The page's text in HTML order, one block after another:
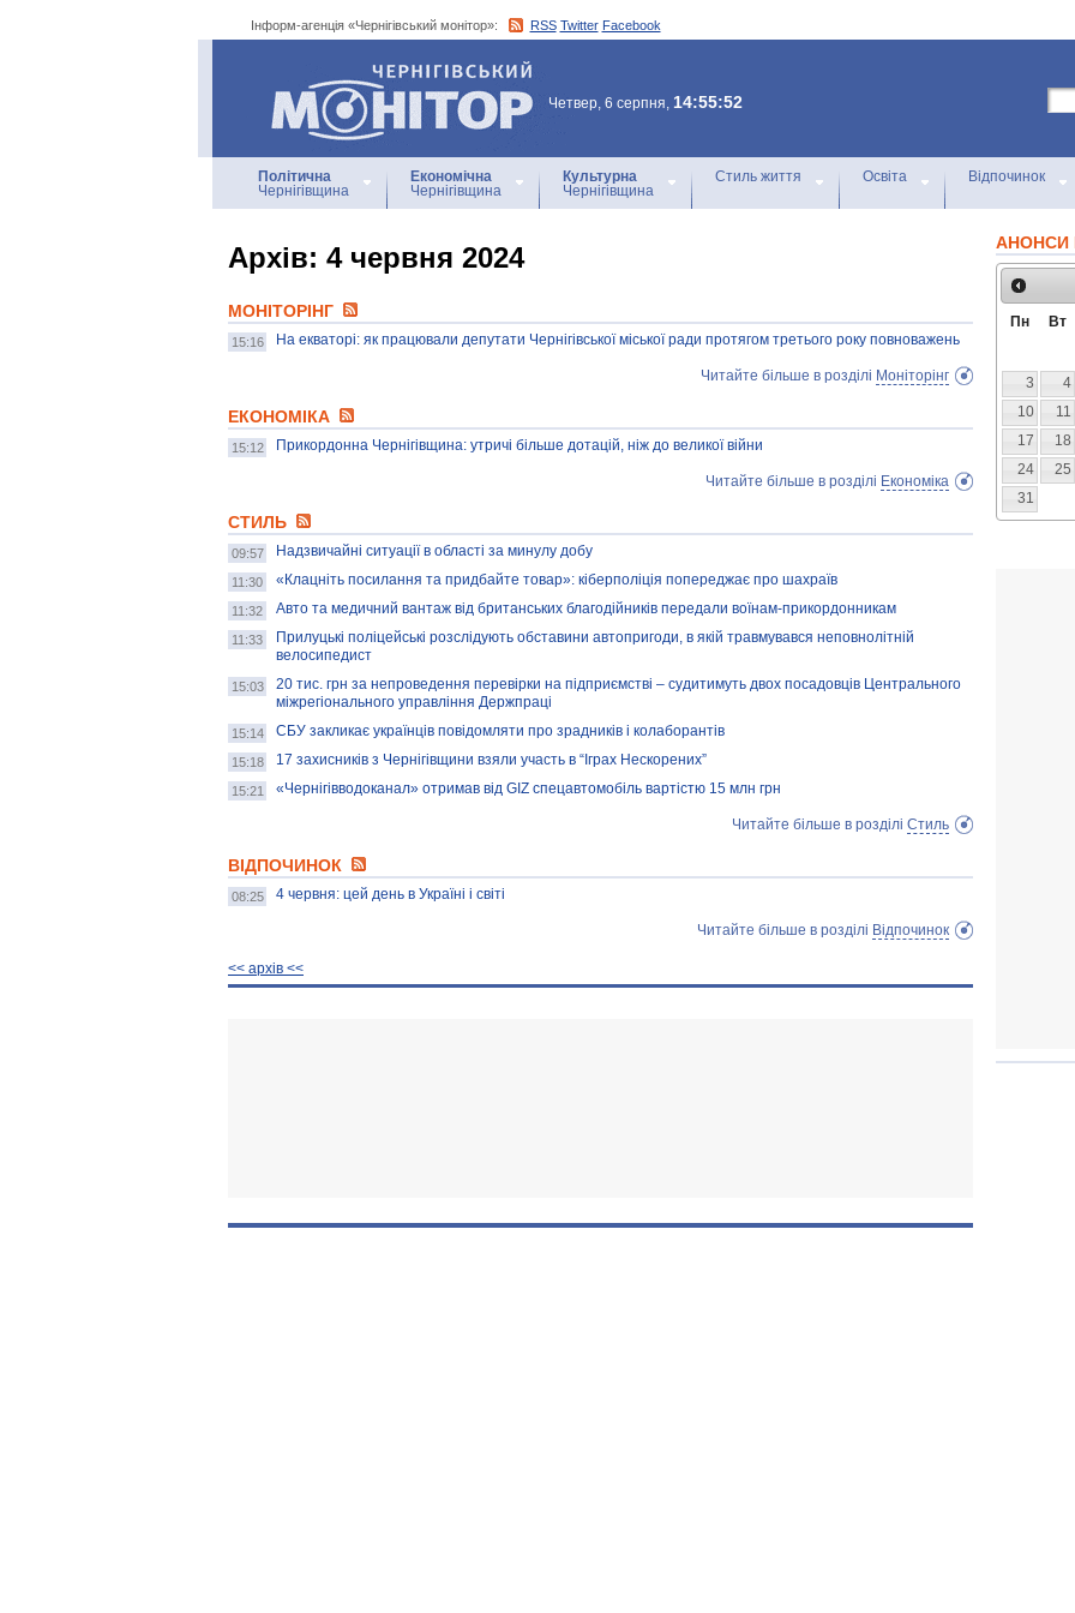
Інформ-агенція «Чернігівський монітор»: RSS Twitter Facebook
Інформ-агенція
«Чернігівський монітор»
Четвер, 6 серпня, 14:55:52
Політична
Чернігівщина
Економічна
Чернігівщина
Культурна
Чернігівщина
Стиль життя Освіта Відпочинок
Архiв: 4 червня 2024
МОНІТОРІНГ
15:16 На екваторі: як працювали депутати Чернігівської міської ради протягом третього року повноважень
Читайте більше в розділі Моніторінг
ЕКОНОМІКА
15:12 Прикордонна Чернігівщина: утричі більше дотацій, ніж до великої війни
Читайте більше в розділі Економіка
СТИЛЬ
09:57 Надзвичайні ситуації в області за минулу добу
11:30 «Клацніть посилання та придбайте товар»: кіберполіція попереджає про шахраїв
11:32 Авто та медичний вантаж від британських благодійників передали воїнам-прикордонникам
11:33
Прилуцькі поліцейські розслідують обставини автопригоди, в якій травмувався неповнолітній
велосипедист
15:03
20 тис. грн за непроведення перевірки на підприємстві – судитимуть двох посадовців Центрального
міжрегіонального управління Держпраці
15:14 СБУ закликає українців повідомляти про зрадників і колаборантів
15:18 17 захисників з Чернігівщини взяли участь в “Іграх Нескорених”
15:21 «Чернігівводоканал» отримав від GIZ спецавтомобіль вартістю 15 млн грн
Читайте більше в розділі Стиль
ВІДПОЧИНОК
08:25 4 червня: цей день в Україні і світі
Читайте більше в розділі Відпочинок
<< архiв <<
АНОНСИ
Пн Вт
3
4
10
11
17
18
24
25
31